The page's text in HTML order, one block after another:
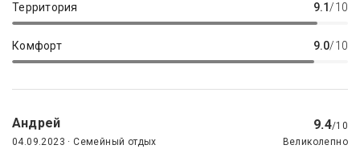
Территория 9.1/10
Комфорт 9.0/10
Андрей 9.4/10
04.09.2023 · Семейный отдых
Великолепно